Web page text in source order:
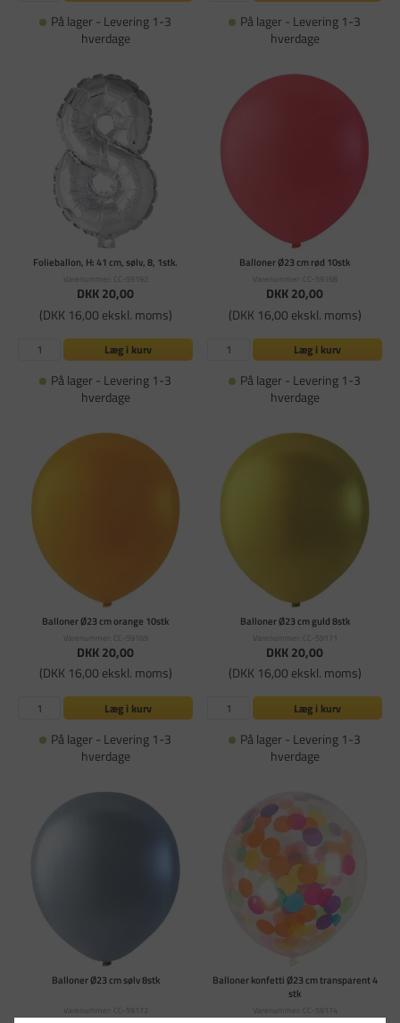
På lager - Levering 1-3
hverdage
På lager - Levering 1-3
hverdage
Folieballon, H: 41 cm, sølv, 8, 1stk.
Varenummer: CC-59192
DKK 20,00
(DKK 16,00 ekskl. moms)
Læg i kurv
På lager - Levering 1-3
hverdage
Balloner Ø23 cm rød 10stk
Varenummer: CC-59168
DKK 20,00
(DKK 16,00 ekskl. moms)
Læg i kurv
På lager - Levering 1-3
hverdage
Balloner Ø23 cm orange 10stk
Varenummer: CC-59169
DKK 20,00
(DKK 16,00 ekskl. moms)
Læg i kurv
På lager - Levering 1-3
hverdage
Balloner Ø23 cm guld 8stk
Varenummer: CC-59171
DKK 20,00
(DKK 16,00 ekskl. moms)
Læg i kurv
På lager - Levering 1-3
hverdage
Balloner Ø23 cm sølv 8stk
Varenummer: CC-59172
Balloner konfetti Ø23 cm transparent 4
stk
Varenummer: CC-59174